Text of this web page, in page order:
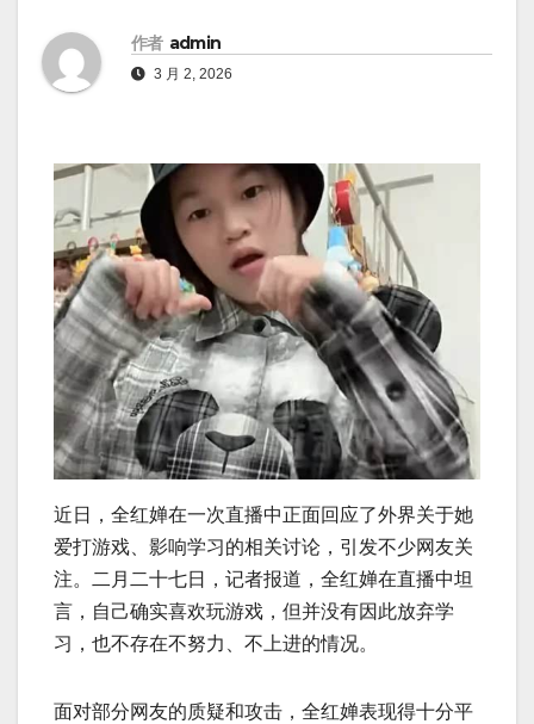
作者 admin
3 月 2, 2026
近日，全红婵在一次直播中正面回应了外界关于她
爱打游戏、影响学习的相关讨论，引发不少网友关
注。二月二十七日，记者报道，全红婵在直播中坦
言，自己确实喜欢玩游戏，但并没有因此放弃学
习，也不存在不努力、不上进的情况。
面对部分网友的质疑和攻击，全红婵表现得十分平